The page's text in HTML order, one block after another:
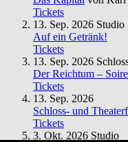
Tickets
13. Sep. 2026 Studio
Auf ein Getränk!
Tickets
13. Sep. 2026
Der Reichtum –
Tickets
13. Sep. 2026
Schloss- und
Tickets
3. Okt. 2026 Studio